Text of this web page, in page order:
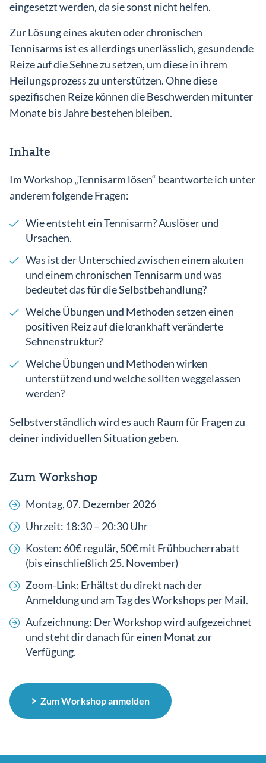
eingesetzt werden, da sie sonst nicht helfen.
Zur Lösung eines akuten oder chronischen
Tennisarms ist es allerdings unerlässlich, gesundende
Reize auf die Sehne zu setzen, um diese in ihrem
Heilungsprozess zu unterstützen. Ohne diese
spezifischen Reize können die Beschwerden mitunter
Monate bis Jahre bestehen bleiben.
Inhalte
Im Workshop „Tennisarm lösen“ beantworte ich unter
anderem folgende Fragen:
Wie entsteht ein Tennisarm? Auslöser und
Ursachen.
Was ist der Unterschied zwischen einem akuten
und einem chronischen Tennisarm und was
bedeutet das für die Selbstbehandlung?
Welche Übungen und Methoden setzen einen
positiven Reiz auf die krankhaft veränderte
Sehnenstruktur?
Welche Übungen und Methoden wirken
unterstützend und welche sollten weggelassen
werden?
Selbstverständlich wird es auch Raum für Fragen zu
deiner individuellen Situation geben.
Zum Workshop
Montag, 07. Dezember 2026
Uhrzeit: 18:30 – 20:30 Uhr
Kosten: 60€ regulär, 50€ mit Frühbucherrabatt
(bis einschließlich 25. November)
Zoom-Link: Erhältst du direkt nach der
Anmeldung und am Tag des Workshops per Mail.
Aufzeichnung: Der Workshop wird aufgezeichnet
und steht dir danach für einen Monat zur
Verfügung.
Zum Workshop anmelden